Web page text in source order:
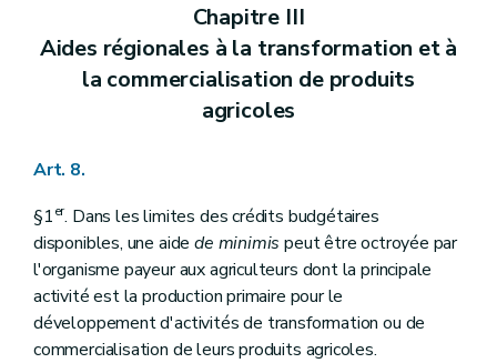
Chapitre III
Aides régionales à la transformation et à
la commercialisation de produits
agricoles
Art. 8.
§1er. Dans les limites des crédits budgétaires
disponibles, une aidede minimis peut être octroyée par
l'organisme payeur aux agriculteurs dont la principale
activité est la production primaire pour le
développement d'activités de transformation ou de
commercialisation de leurs produits agricoles.